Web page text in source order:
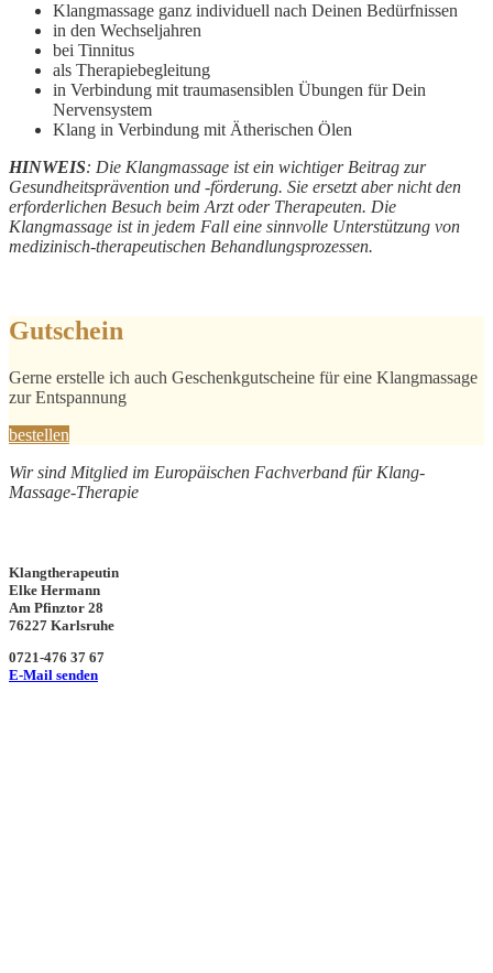
Klangmassage ganz individuell nach Deinen Bedürfnissen
in den Wechseljahren
bei Tinnitus
als Therapiebegleitung
in Verbindung mit traumasensiblen Übungen für Dein
Nervensystem
Klang in Verbindung mit Ätherischen Ölen
HINWEIS: Die Klangmassage ist ein wichtiger Beitrag zur
Gesundheitsprävention und -förderung. Sie ersetzt aber nicht den
erforderlichen Besuch beim Arzt oder Therapeuten. Die
Klangmassage ist in jedem Fall eine sinnvolle Unterstützung von
medizinisch-therapeutischen Behandlungsprozessen.
Gutschein
Gerne erstelle ich auch Geschenkgutscheine für eine Klangmassage
zur Entspannung
bestellen
Wir sind Mitglied im Europäischen Fachverband für Klang-
Massage-Therapie
Klangtherapeutin
Elke Hermann
Am Pfinztor 28
76227 Karlsruhe
0721-476 37 67
E-Mail senden